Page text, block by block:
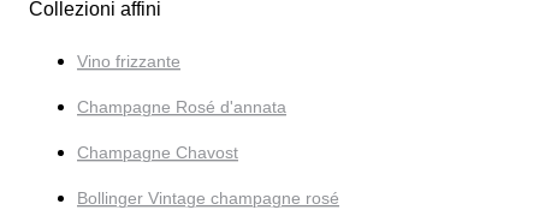
Collezioni affini
Vino frizzante
Champagne Rosé d'annata
Champagne Chavost
Bollinger Vintage champagne rosé